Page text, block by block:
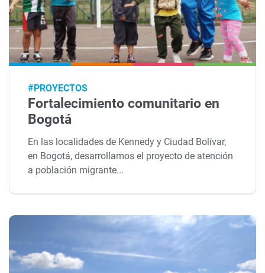
#PROYECTOS
Fortalecimiento comunitario en
Bogotá
En las localidades de Kennedy y Ciudad Bolívar,
en Bogotá, desarrollamos el proyecto de atención
a población migrante...